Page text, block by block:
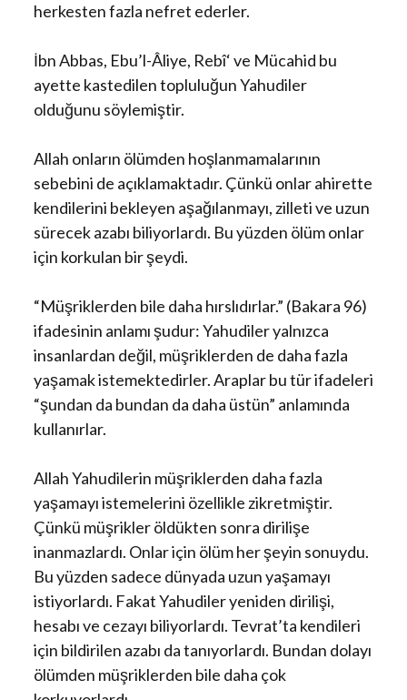
herkesten fazla nefret ederler.
İbn Abbas, Ebu’l-Âliye, Rebî‘ ve Mücahid bu
ayette kastedilen topluluğun Yahudiler
olduğunu söylemiştir.
Allah onların ölümden hoşlanmamalarının
sebebini de açıklamaktadır. Çünkü onlar ahirette
kendilerini bekleyen aşağılanmayı, zilleti ve uzun
sürecek azabı biliyorlardı. Bu yüzden ölüm onlar
için korkulan bir şeydi.
“Müşriklerden bile daha hırslıdırlar.” (Bakara 96)
ifadesinin anlamı şudur: Yahudiler yalnızca
insanlardan değil, müşriklerden de daha fazla
yaşamak istemektedirler. Araplar bu tür ifadeleri
“şundan da bundan da daha üstün” anlamında
kullanırlar.
Allah Yahudilerin müşriklerden daha fazla
yaşamayı istemelerini özellikle zikretmiştir.
Çünkü müşrikler öldükten sonra dirilişe
inanmazlardı. Onlar için ölüm her şeyin sonuydu.
Bu yüzden sadece dünyada uzun yaşamayı
istiyorlardı. Fakat Yahudiler yeniden dirilişi,
hesabı ve cezayı biliyorlardı. Tevrat’ta kendileri
için bildirilen azabı da tanıyorlardı. Bundan dolayı
ölümden müşriklerden bile daha çok